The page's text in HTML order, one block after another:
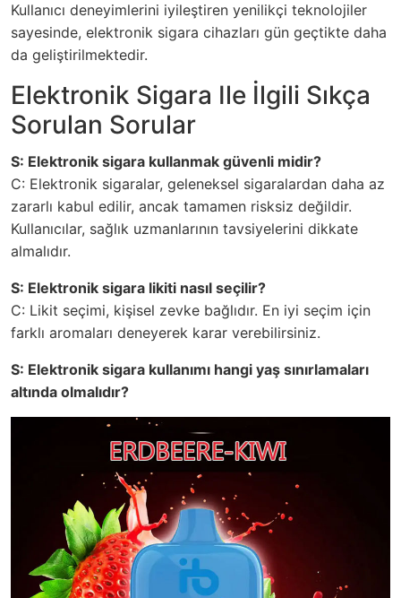
Kullanıcı deneyimlerini iyileştiren yenilikçi teknolojiler
sayesinde, elektronik sigara cihazları gün geçtikte daha
da geliştirilmektedir.
Elektronik Sigara Ile İlgili Sıkça
Sorulan Sorular
S: Elektronik sigara kullanmak güvenli midir?
C: Elektronik sigaralar, geleneksel sigaralardan daha az
zararlı kabul edilir, ancak tamamen risksiz değildir.
Kullanıcılar, sağlık uzmanlarının tavsiyelerini dikkate
almalıdır.
S: Elektronik sigara likiti nasıl seçilir?
C: Likit seçimi, kişisel zevke bağlıdır. En iyi seçim için
farklı aromaları deneyerek karar verebilirsiniz.
S: Elektronik sigara kullanımı hangi yaş sınırlamaları
altında olmalıdır?